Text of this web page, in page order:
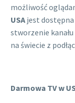
możliwość
USA jest
stworzenie
na świecie z
Darmowa TV w